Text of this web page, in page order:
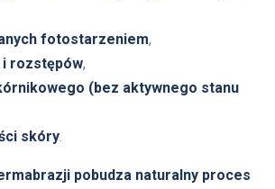
fotostarzeniem,
i rozstępów,
(bez aktywnego stanu
skóry.
pobudza naturalny proces